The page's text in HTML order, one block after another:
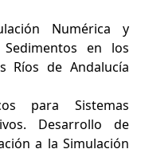
Numérica y
en los
Ríos de Andalucía
para Sistemas
Desarrollo de
a la Simulación